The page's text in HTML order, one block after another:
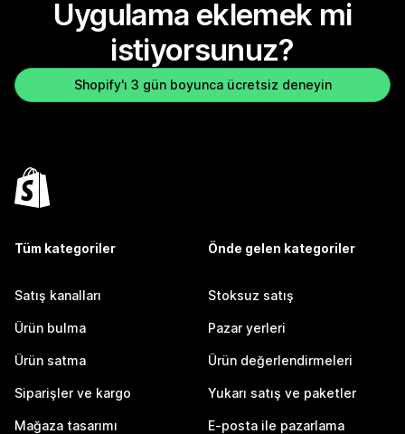
Uygulama eklemek mi
istiyorsunuz?
Shopify'ı 3 gün boyunca ücretsiz deneyin
Tüm kategoriler
Satış kanalları
Ürün bulma
Ürün satma
Siparişler ve kargo
Mağaza tasarımı
Önde gelen kategoriler
Stoksuz satış
Pazar yerleri
Ürün değerlendirmeleri
Yukarı satış ve paketler
E-posta ile pazarlama